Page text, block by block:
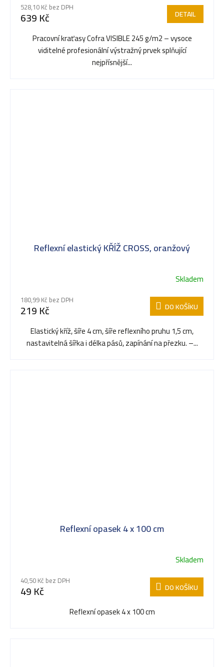
528,10 Kč bez DPH
639 Kč DETAIL
Pracovní kraťasy Cofra VISIBLE 245 g/m2 – vysoce
viditelné profesionální výstražný prvek splňující
nejpřísnější...
Reflexní elastický KŘÍŽ CROSS, oranžový
Skladem
180,99 Kč bez DPH
219 Kč DO KOŠÍKU
Elastický kříž, šíře 4 cm, šíře reflexního pruhu 1,5 cm,
nastavitelná šířka i délka pásů, zapínání na přezku. –...
Reflexní opasek 4 x 100 cm
Skladem
40,50 Kč bez DPH
49 Kč DO KOŠÍKU
Reflexní opasek 4 x 100 cm